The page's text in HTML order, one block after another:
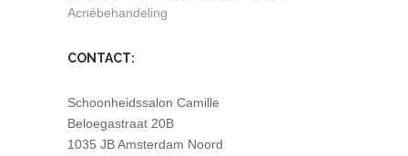
Acnébehandeling
CONTACT:
Schoonheidssalon Camille
Beloegastraat 20B
1035 JB Amsterdam Noord